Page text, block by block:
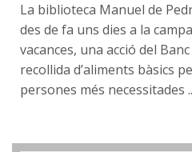
La biblioteca Manuel de
des de fa uns dies a la
vacances, una acció del
recollida d’aliments bàsics
persones més necessitades